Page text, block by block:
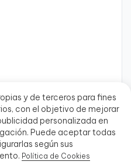
y de terceros para fines
con el objetivo de mejorar
personalizada en
Puede aceptar todas
según sus
Política de Cookies